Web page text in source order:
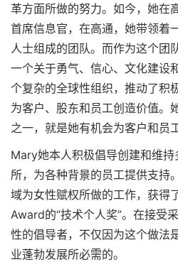
革方面所做的努力。如今，她在
首席信息官，在高通，她带领着
人士组成的团队。而作为这个团
一个关于勇气、信心、文化建设
个复杂的全球性组织，推动了积
为客户、股东和员工创造价值。
之一，就是她有机会为客户和员
Mary她本人积极倡导创建和维
所，为各种背景的员工提供支持
域为女性赋权所做的工作，获得
Award的“技术个人奖”。在接受
性的倡导者，不仅因为这个做法
业蓬勃发展所必需的。